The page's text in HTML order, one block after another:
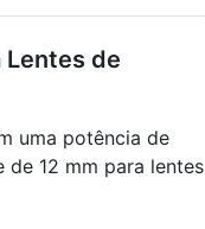
Lentes de
uma potência de
12 mm para lentes